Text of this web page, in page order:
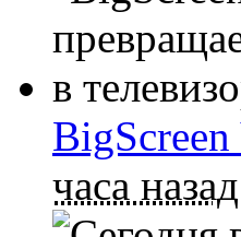
часа назад